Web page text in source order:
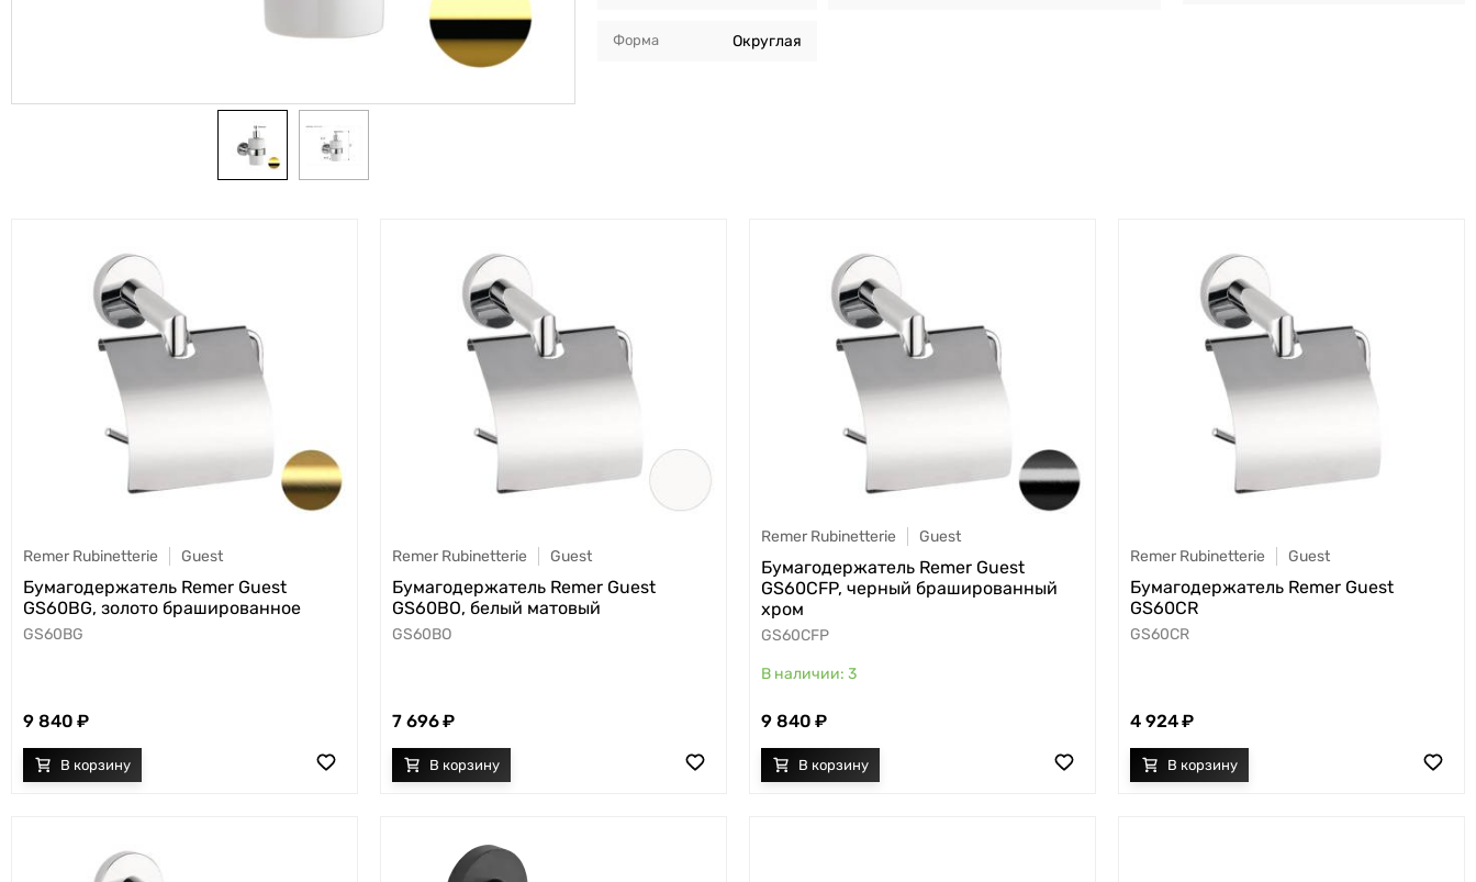
Форма Округлая
Remer Rubinetterie Guest
Бумагодержатель Remer Guest
GS60BG, золото брашированное
GS60BG
9 840
Remer Rubinetterie Guest
Бумагодержатель Remer Guest
GS60BO, белый матовый
GS60BO
7 696
Remer Rubinetterie Guest
Бумагодержатель Remer Guest
GS60CFP, черный брашированный
хром
GS60CFP
3
9 840
Remer Rubinetterie Guest
Бумагодержатель Remer Guest
GS60CR
GS60CR
4 924